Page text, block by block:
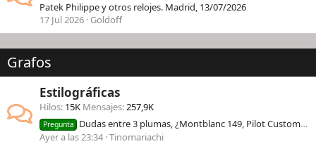
Patek Philippe y otros relojes. Madrid, 13/07/2026
17 Jul 2026 Goldoff
Grafos
Estilográficas
Hilos 15K Mensajes 257,9K
Pregunta
Dudas entre 3 plumas, ¿Montblanc 149, Pilot Custom 823 y Pelikan M800?
Ayer a las 23:34 Tinomariachi